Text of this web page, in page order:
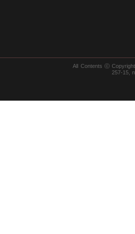
All Contents ⓒ
257-15,